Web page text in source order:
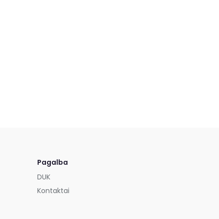
Pagalba
DUK
Kontaktai